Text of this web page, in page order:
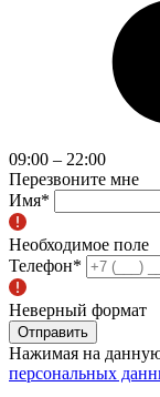
09:00 – 22:00
Перезвоните мне
Имя*
Необходимое поле
Телефон*
Неверный формат
Отправить
Нажимая на данную
персональных